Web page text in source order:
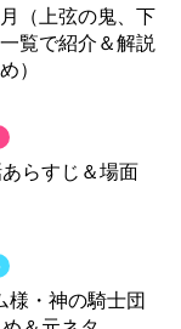
（上弦の鬼、下
覧で紹介＆解説
）
あらすじ＆場面
様・神の騎士団